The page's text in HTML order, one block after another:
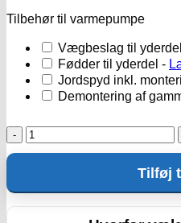
Tilbehør til varmepumpe
Vægbeslag til
Fødder til yderdel -
Jordspyd inkl.
Demontering af
Toshiba
Greenline
35
Tilføj